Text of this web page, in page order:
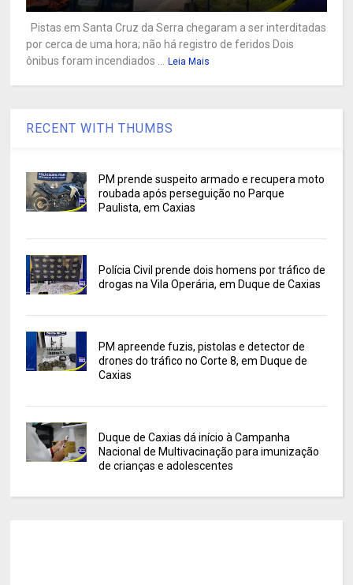
Pistas em Santa Cruz da Serra chegaram a ser interditadas
por cerca de uma hora; não há registro de feridos Dois
ônibus foram incendiados ...
Leia Mais
RECENT WITH THUMBS
PM prende suspeito armado e recupera moto
roubada após perseguição no Parque
Paulista, em Caxias
Polícia Civil prende dois homens por tráfico de
drogas na Vila Operária, em Duque de Caxias
PM apreende fuzis, pistolas e detector de
drones do tráfico no Corte 8, em Duque de
Caxias
Duque de Caxias dá início à Campanha
Nacional de Multivacinação para imunização
de crianças e adolescentes